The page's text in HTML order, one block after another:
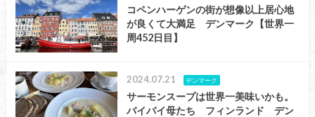
コペンハーゲンの街が想像以上居心地
が良くて大満足 デンマーク【世界一
周452日目】
2024.07.21 デンマーク
サーモンスープは世界一美味いかも。
バイバイ母たち フィンランド デン